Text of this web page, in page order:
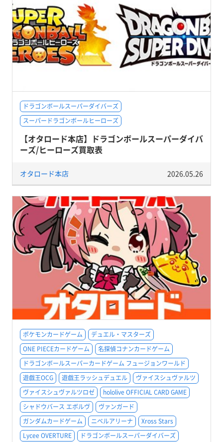
ドラゴンボールスーパーダイバーズ
スーパードラゴンボールヒーローズ
【オタロード本店】ドラゴンボールスーパーダイバ
ーズ/ヒーローズ買取表
オタロード本店 2026.05.26
ポケモンカードゲーム
デュエル・マスターズ
ONE PIECEカードゲーム
名探偵コナンカードゲーム
ドラゴンボールスーパーカードゲーム フュージョンワールド
遊戯王OCG
遊戯王ラッシュデュエル
ヴァイスシュヴァルツ
ヴァイスシュヴァルツロゼ
hololive OFFICIAL CARD GAME
シャドウバース エボルヴ
ヴァンガード
ガンダムカードゲーム
ニベルアリーナ
Xross Stars
Lycee OVERTURE
ドラゴンボールスーパーダイバーズ